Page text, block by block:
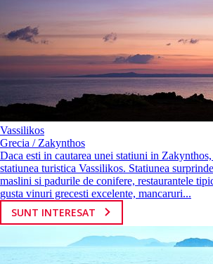
Vassilikos
Grecia / Zakynthos
Daca esti in cautarea unei statiuni in
statiunea turistica Vassilikos. Statiunea
maslini si padurile de conifere, restaurantele
gusta vinuri grecesti excelente, mancaruri...
SUNT INTERESAT